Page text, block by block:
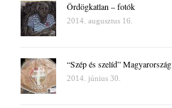
Ördögkatlan – fotók
2014. augusztus 16.
“Szép és szelíd” Magyarország
2014. június 30.